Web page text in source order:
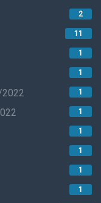
2
11
1
1
1
1
1
1
1
1